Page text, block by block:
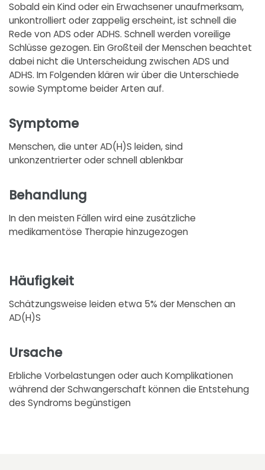
Sobald ein Kind oder ein Erwachsener unaufmerksam,
unkontrolliert oder zappelig erscheint, ist schnell die
Rede von ADS oder ADHS. Schnell werden voreilige
Schlüsse gezogen. Ein Großteil der Menschen beachtet
dabei nicht die Unterscheidung zwischen ADS und
ADHS. Im Folgenden klären wir über die Unterschiede
sowie Symptome beider Arten auf.
Symptome
Menschen, die unter AD(H)S leiden, sind
unkonzentrierter oder schnell ablenkbar
Behandlung
In den meisten Fällen wird eine zusätzliche
medikamentöse Therapie hinzugezogen
Häufigkeit
Schätzungsweise leiden etwa 5% der Menschen an
AD(H)S
Ursache
Erbliche Vorbelastungen oder auch Komplikationen
während der Schwangerschaft können die Entstehung
des Syndroms begünstigen